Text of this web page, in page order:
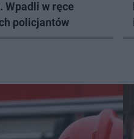
Wpadli w ręce
policjantów